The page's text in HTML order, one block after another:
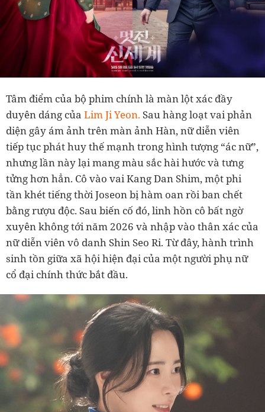
Tâm điểm của bộ phim chính là màn lột xác đầy
duyên dáng của Lim Ji Yeon. Sau hàng loạt vai phản
diện gây ám ảnh trên màn ảnh Hàn, nữ diễn viên
tiếp tục phát huy thế mạnh trong hình tượng “ác nữ”,
nhưng lần này lại mang màu sắc hài hước và tưng
tửng hơn hẳn. Cô vào vai Kang Dan Shim, một phi
tần khét tiếng thời Joseon bị hàm oan rồi ban chết
bằng rượu độc. Sau biến cố đó, linh hồn cô bất ngờ
xuyên không tới năm 2026 và nhập vào thân xác của
nữ diễn viên vô danh Shin Seo Ri. Từ đây, hành trình
sinh tồn giữa xã hội hiện đại của một người phụ nữ
cổ đại chính thức bắt đầu.